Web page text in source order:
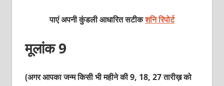
पाएं अपनी कुंडली आधारित सटीकशनि रिपोर्ट
मूलांक 9
(अगर आपका जन्म किसी भी महीने की 9, 18, 27 तारीख़ को